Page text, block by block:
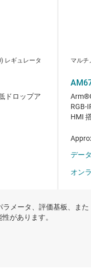
メータ、評価基板、また
があります。